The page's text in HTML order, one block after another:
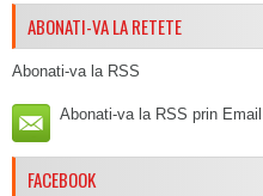
ABONATI-VA LA RETETE
Abonati-va la RSS
Abonati-va la RSS prin Email
FACEBOOK